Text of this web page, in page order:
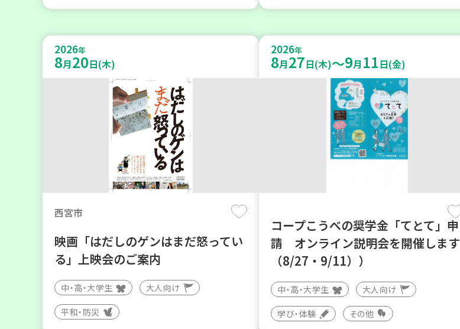
2026年
8月20日(木)
西宮市
映画「はだしのゲンはまだ怒ってい
る」上映会のご案内
中・高・大学生 大人向け
平和・防災
2026年
8月27日(木)～9月 11日(金)
コープこうべの奨学金「てとて」申
請 オンライン説明会を開催します
（8/27・9/11））
中・高・大学生 大人向け
学び・体験 その他